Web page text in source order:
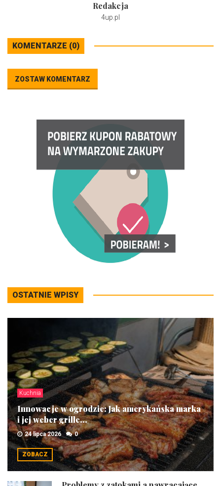
Redakcja
4up.pl
KOMENTARZE (0)
ZOSTAW KOMENTARZ
OSTATNIE WPISY
Kuchnia
Innowacje w ogrodzie: Jak amerykańska marka
i jej weber grille...
24 lipca 2026 0
ZOBACZ